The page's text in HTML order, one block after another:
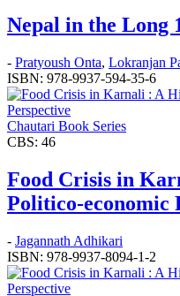
Nepal in the Long
- Pratyoush Onta, Lokranjan
ISBN: 978-9937-594-35-6
Chautari Book Series
CBS: 46
Food Crisis in
Politico-economic
- Jagannath Adhikari
ISBN: 978-9937-8094-1-2